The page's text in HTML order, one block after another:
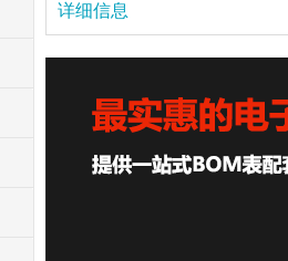
详细信息